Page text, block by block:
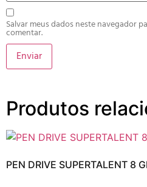
Salvar meus dados neste navegador
comentar.
Produtos
PEN DRIVE SUPERTALENT 8